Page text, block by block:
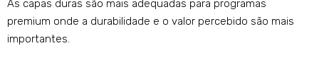
As capas duras são mais adequadas para programas
premium onde a durabilidade e o valor percebido são mais
importantes.